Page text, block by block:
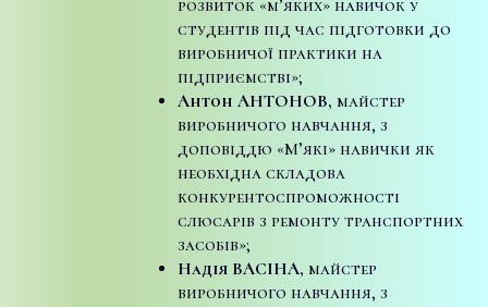
розвиток «м’яких» навичок у
студентів під час підготовки до
виробничої практики на
підприємстві»;
Антон АНТОНОВ, майстер
виробничого навчання, з
доповіддю «М’які» навички як
необхідна складова
конкурентоспроможності
слюсарів з ремонту транспортних
засобів»;
Надія ВАСІНА, майстер
виробничого навчання, з